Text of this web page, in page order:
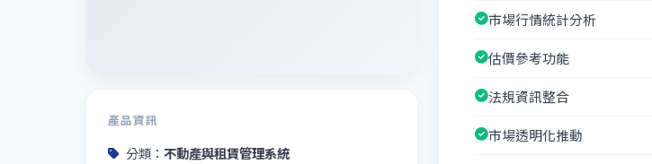
產品資訊
分類： 不動產與租賃管理系統
市場行情統計分析
估價參考功能
法規資訊整合
市場透明化推動